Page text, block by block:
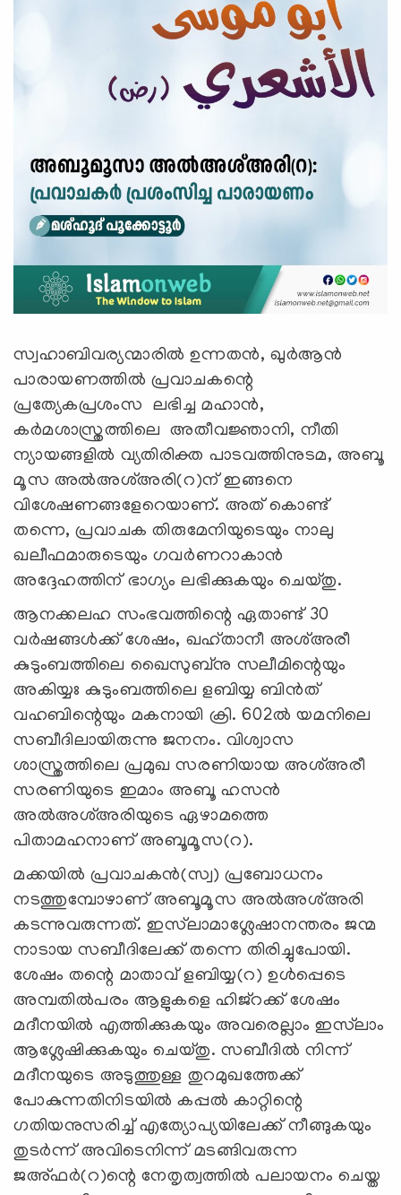
സ്വഹാബിവര്യന്മാരിൽ ഉന്നതൻ, ഖുർആൻ
പാരായണത്തിൽ പ്രവാചകന്റെ
പ്രത്യേകപ്രശംസ ലഭിച്ച മഹാൻ,
കര്‍മശാസ്ത്രത്തിലെ അതീവജ്ഞാനി, നീതി
ന്യായങ്ങളിൽ വ്യതിരിക്ത പാടവത്തിനുടമ, അബൂ
മൂസ അൽഅശ്അരി(റ)ന് ഇങ്ങനെ
വിശേഷണങ്ങളേറെയാണ്. അത് കൊണ്ട്
തന്നെ, പ്രവാചക തിരുമേനിയുടെയും നാലു
ഖലീഫമാരുടെയും ഗവർണറാകാൻ
അദ്ദേഹത്തിന് ഭാഗ്യം ലഭിക്കുകയും ചെയ്തു.
ആനക്കലഹ സംഭവത്തിന്റെ ഏതാണ്ട് 30
വർഷങ്ങൾക്ക് ശേഷം, ഖഹ്താനീ അശ്അരീ
കുടുംബത്തിലെ ഖൈസുബ്നു സലീമിന്റെയും
അകിയ്യഃ കുടുംബത്തിലെ ളബിയ്യ ബിൻത്
വഹബിന്റെയും മകനായി ക്രി. 602ൽ യമനിലെ
സബീദിലായിരുന്നു ജനനം. വിശ്വാസ
ശാസ്ത്രത്തിലെ പ്രമുഖ സരണിയായ അശ്അരീ
സരണിയുടെ ഇമാം അബൂ ഹസൻ
അൽഅശ്അരിയുടെ ഏഴാമത്തെ
പിതാമഹനാണ് അബൂമൂസ(റ).
മക്കയിൽ പ്രവാചകൻ(സ്വ) പ്രബോധനം
നടത്തുമ്പോഴാണ് അബൂമൂസ അൽഅശ്അരി
കടന്നുവരുന്നത്. ഇസ്‍ലാമാശ്ലേഷാനന്തരം ജന്മ
നാടായ സബീദിലേക്ക് തന്നെ തിരിച്ചുപോയി.
ശേഷം തന്റെ മാതാവ് ളബിയ്യ(റ) ഉൾപ്പെടെ
അമ്പതിൽപരം ആളുകളെ ഹിജ്റക്ക് ശേഷം
മദീനയിൽ എത്തിക്കുകയും അവരെല്ലാം ഇസ്‍ലാം
ആശ്ലേഷിക്കുകയും ചെയ്തു. സബീദിൽ നിന്ന്
മദീനയുടെ അടുത്തുള്ള തുറമുഖത്തേക്ക്
പോകുന്നതിനിടയിൽ കപ്പൽ കാറ്റിന്റെ
ഗതിയനുസരിച്ച് എത്യോപ്യയിലേക്ക് നീങ്ങുകയും
തുടർന്ന് അവിടെനിന്ന് മടങ്ങിവരുന്ന
ജഅ്ഫര്‍(റ)ന്റെ നേതൃത്വത്തില്‍ പലായനം ചെയ്ത